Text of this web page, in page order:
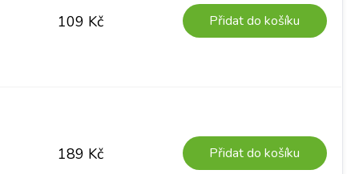
109 Kč Přidat do košíku
189 Kč Přidat do košíku